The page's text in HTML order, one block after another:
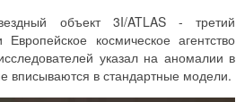
объект 3I/ATLAS - третий
космическое агентство
указал на аномалии в
вписываются в стандартные модели.